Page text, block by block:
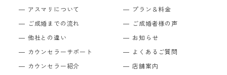
アスマリについて
ご成婚までの流れ
他社との違い
カウンセラーサポート
カウンセラー紹介
プラン＆料金
ご成婚者様の声
お知らせ
よくあるご質問
店舗案内